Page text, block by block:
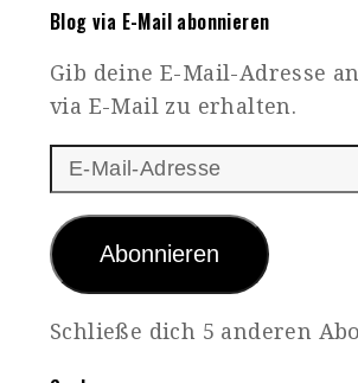
Blog via E-Mail abonnieren
Gib deine E-Mail-Adresse
via E-Mail zu erhalten.
E-
Mail-
Adresse
Abonnieren
Schließe dich 5 anderen